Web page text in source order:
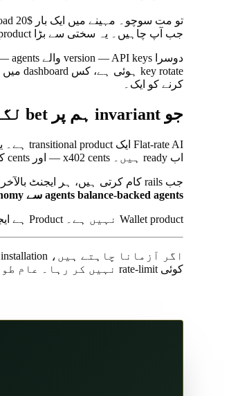
تو مت سوچو۔ مہینے میں ایک بار $20 load کرو، ایجنٹ کام کرتا ہے، آپ سوچتے نہیں۔ Wallet
جب آپ چاہیں۔ یہ سختی سے بڑا product ہے — subscription صرف "پروا نہ کرنے" کی اجازت دیتی ہے۔
کرنے کو ایک۔
جو invariant ہم پر bet لگاتے ہیں
اب ready ہیں۔ x402 cents — اور cents کے دسویں حصے — کو natively، on-chain، بغیر chargeback risk اور بغیر platform-middleman rationing کے settle کرتا ہے۔
جب rails کام کرتی ہیں، ہر ایجنٹ بالآخر اپنا balance رکھتا ہے۔ اس لیے نہیں کہ crypto cool ہے، اس لیے نہیں کہ نظریاتی طور پر صحیح ہے، بلکہ اس لیے کہ
agents balance-backed agents سے quality، autonomy، اور "آپ کیا خرید رہے ہیں" کی honesty میں ہارتے ہیں۔
Wallet product نہیں ہے۔ Product ہے ایجنٹ — اپنا کام کرنے کو آزاد۔ Wallet وہ چیز ہے جو ایجنٹ کو آخرکار ایسا کرنے میں قابل بناتی ہے۔
اگر آزمانا چاہتے ہیں، installation دو commands ہے
کوئی rate-limit نہیں کر رہا۔ عام طور پر اتنا ہی کافی ہوتا ہے۔